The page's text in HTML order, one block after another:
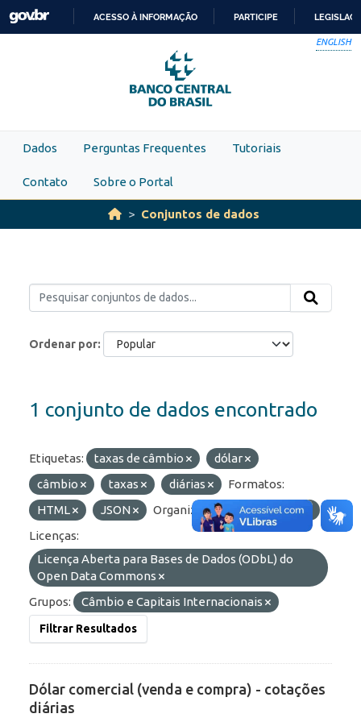
Skip to main content
PARA
O
CONTEÚDO
ACESSO À INFORMAÇÃO PARTICIPE
ENGLISH
Dados Perguntas Frequentes Tutoriais
Contato Sobre o Portal
Conjuntos de dados
Ordenar por
1 conjunto de dados encontrado
Etiquetas: taxas de câmbio
dólar
câmbio
taxas diárias
Formatos:
HTML
JSON Organizações:
BCB/Depin
Licenças:
Licença Aberta para Bases de Dados (ODbL) do
Open Data Commons
Grupos:
Câmbio e Capitais Internacionais
Filtrar Resultados
Dólar comercial (venda e compra) - cotações
diárias